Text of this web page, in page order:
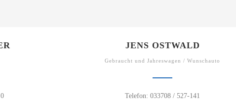
JENS OSTWALD
Gebraucht und Jahreswagen / Wunschauto
Telefon: 033708 / 527-141